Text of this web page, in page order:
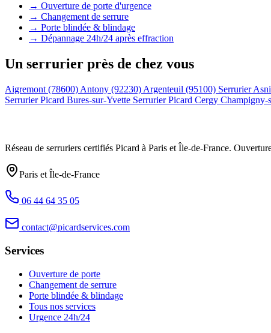
→ Ouverture de porte d'urgence
→ Changement de serrure
→ Porte blindée & blindage
→ Dépannage 24h/24 après effraction
Un serrurier près de chez vous
Aigremont (78600) Antony (92230) Argenteuil (95100) Serrurier
Serrurier Picard Bures-sur-Yvette Serrurier Picard Cergy Champigny-
Réseau de serruriers certifiés Picard à Paris et Île-de-France.
Paris et Île-de-France
06 44 64 35 05
contact@picardservices.com
Services
Ouverture de porte
Changement de serrure
Porte blindée & blindage
Tous nos services
Urgence 24h/24